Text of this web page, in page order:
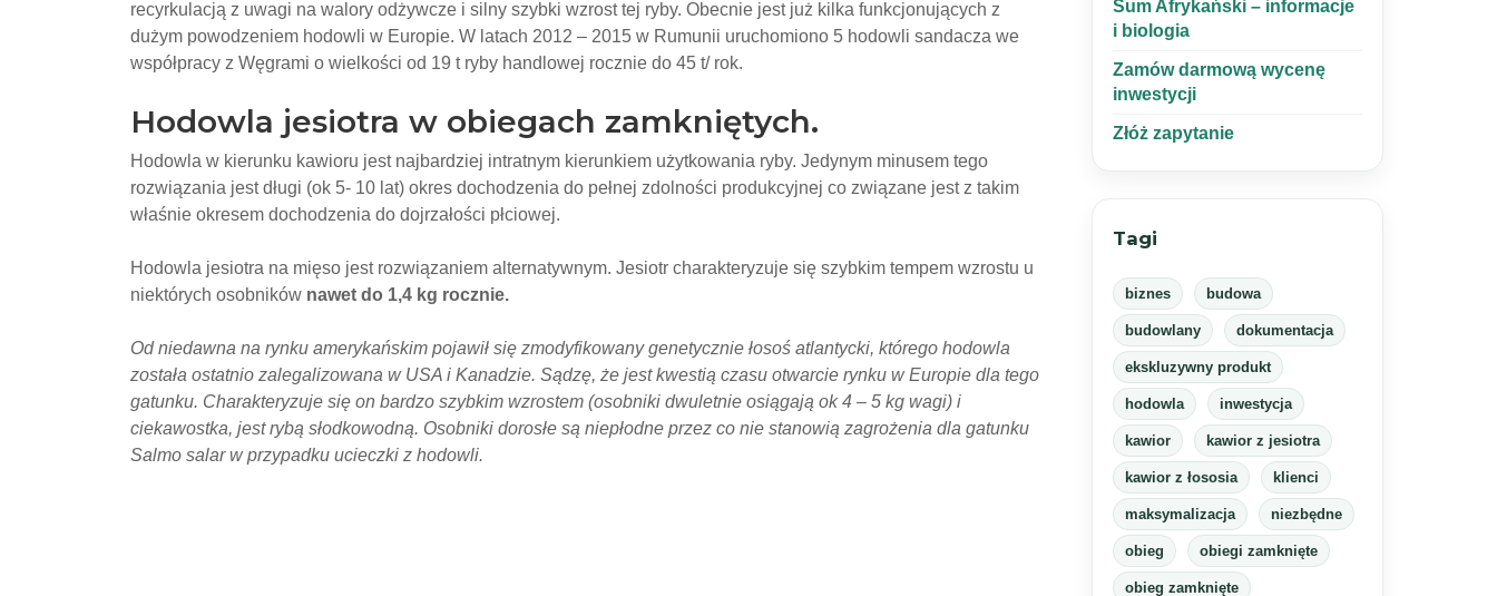
recyrkulacją z uwagi na walory odżywcze i silny szybki wzrost tej ryby. Obecnie jest już kilka funkcjonujących z
dużym powodzeniem hodowli w Europie. W latach 2012 – 2015 w Rumunii uruchomiono 5 hodowli sandacza we
współpracy z Węgrami o wielkości od 19 t ryby handlowej rocznie do 45 t/ rok.
Hodowla jesiotra w obiegach zamkniętych.
Hodowla w kierunku kawioru jest najbardziej intratnym kierunkiem użytkowania ryby. Jedynym minusem tego
rozwiązania jest długi (ok 5- 10 lat) okres dochodzenia do pełnej zdolności produkcyjnej co związane jest z takim
właśnie okresem dochodzenia do dojrzałości płciowej.
Hodowla jesiotra na mięso jest rozwiązaniem alternatywnym. Jesiotr charakteryzuje się szybkim tempem wzrostu u
niektórych osobników nawet do 1,4 kg rocznie.
Od niedawna na rynku amerykańskim pojawił się zmodyfikowany genetycznie łosoś atlantycki, którego hodowla
została ostatnio zalegalizowana w USA i Kanadzie. Sądzę, że jest kwestią czasu otwarcie rynku w Europie dla tego
gatunku. Charakteryzuje się on bardzo szybkim wzrostem (osobniki dwuletnie osiągają ok 4 – 5 kg wagi) i
ciekawostka, jest rybą słodkowodną. Osobniki dorosłe są niepłodne przez co nie stanowią zagrożenia dla gatunku
Salmo salar w przypadku ucieczki z hodowli.
Sum Afrykański – informacje
i biologia
Zamów darmową wycenę
inwestycji
Złóż zapytanie
Tagi
biznes budowa
budowlany dokumentacja
ekskluzywny produkt
hodowla inwestycja
kawior kawior z jesiotra
kawior z łososia klienci
maksymalizacja niezbędne
obieg obiegi zamknięte
obieg zamknięte